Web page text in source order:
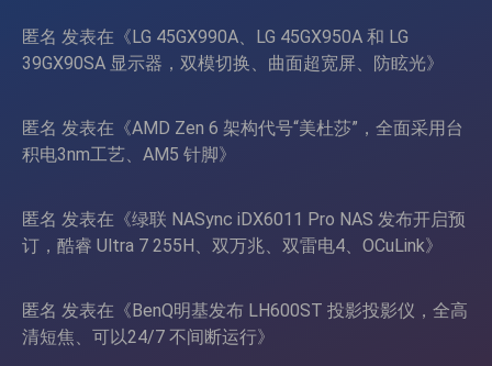
匿名 发表在《LG 45GX990A、LG 45GX950A 和 LG
39GX90SA 显示器，双模切换、曲面超宽屏、防眩光》
匿名 发表在《AMD Zen 6 架构代号“美杜莎”，全面采用台
积电3nm工艺、AM5 针脚》
匿名 发表在《绿联 NASync iDX6011 Pro NAS 发布开启预
订，酷睿 Ultra 7 255H、双万兆、双雷电4、OCuLink》
匿名 发表在《BenQ明基发布 LH600ST 投影投影仪，全高
清短焦、可以24/7 不间断运行》